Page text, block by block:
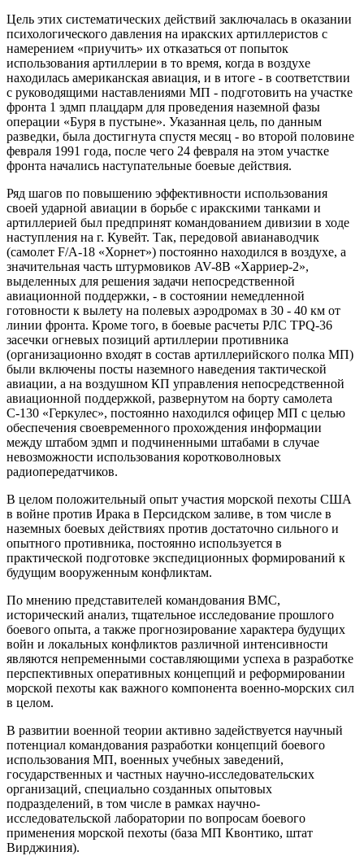
Цель этих систематических действий заключалась в оказании
психологического давления на иракских артиллеристов с
намерением «приучить» их отказаться от попыток
использования артиллерии в то время, когда в воздухе
находилась американская авиация, и в итоге - в соответствии
с руководящими наставлениями МП - подготовить на участке
фронта 1 эдмп плацдарм для проведения наземной фазы
операции «Буря в пустыне». Указанная цель, по данным
разведки, была достигнута спустя месяц - во второй половине
февраля 1991 года, после чего 24 февраля на этом участке
фронта начались наступательные боевые действия.
Ряд шагов по повышению эффективности использования
своей ударной авиации в борьбе с иракскими танками и
артиллерией был предпринят командованием дивизии в ходе
наступления на г. Кувейт. Так, передовой авианаводчик
(самолет F/A-18 «Хорнет») постоянно находился в воздухе, а
значительная часть штурмовиков AV-8B «Харриер-2»,
выделенных для решения задачи непосредственной
авиационной поддержки, - в состоянии немедленной
готовности к вылету на полевых аэродромах в 30 - 40 км от
линии фронта. Кроме того, в боевые расчеты РЛС TPQ-36
засечки огневых позиций артиллерии противника
(организационно входят в состав артиллерийского полка МП)
были включены посты наземного наведения тактической
авиации, а на воздушном КП управления непосредственной
авиационной поддержкой, развернутом на борту самолета
С-130 «Геркулес», постоянно находился офицер МП с целью
обеспечения своевременного прохождения информации
между штабом эдмп и подчиненными штабами в случае
невозможности использования коротковолновых
радиопередатчиков.
В целом положительный опыт участия морской пехоты США
в войне против Ирака в Персидском заливе, в том числе в
наземных боевых действиях против достаточно сильного и
опытного противника, постоянно используется в
практической подготовке экспедиционных формирований к
будущим вооруженным конфликтам.
По мнению представителей командования ВМС,
исторический анализ, тщательное исследование прошлого
боевого опыта, а также прогнозирование характера будущих
войн и локальных конфликтов различной интенсивности
являются непременными составляющими успеха в разработке
перспективных оперативных концепций и реформировании
морской пехоты как важного компонента военно-морских сил
в целом.
В развитии военной теории активно задействуется научный
потенциал командования разработки концепций боевого
использования МП, военных учебных заведений,
государственных и частных научно-исследовательских
организаций, специально созданных опытовых
подразделений, в том числе в рамках научно-
исследовательской лаборатории по вопросам боевого
применения морской пехоты (база МП Квонтико, штат
Вирджиния).